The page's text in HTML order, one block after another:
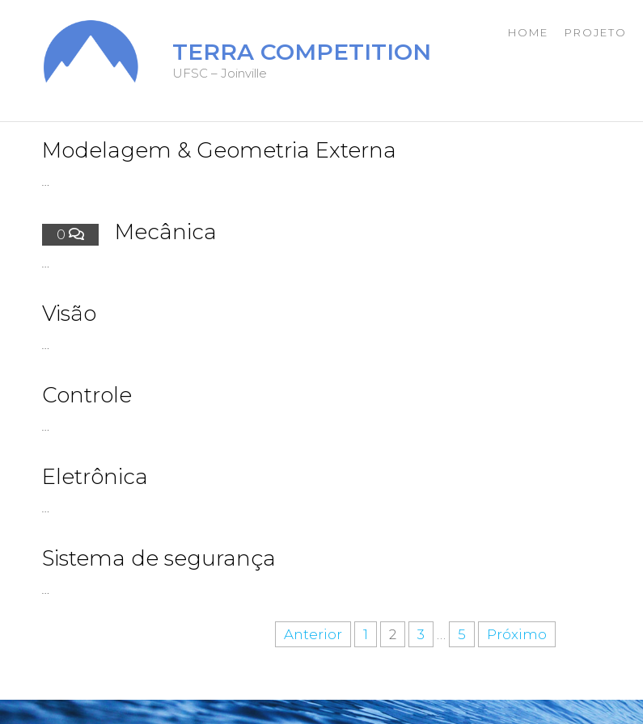
TERRA COMPETITION
UFSC – Joinville
HOME PROJETO
Modelagem & Geometria Externa
…
0 Mecânica
…
Visão
…
Controle
…
Eletrônica
…
Sistema de segurança
…
Anterior 1 2 3 … 5 Próximo